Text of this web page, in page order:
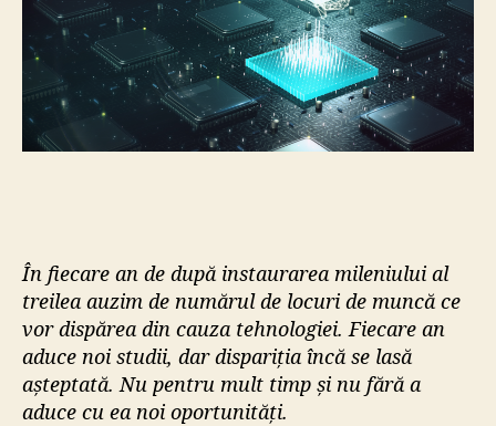
c
o
l
l
În fiecare an de după instaurarea mileniului al
treilea auzim de numărul de locuri de muncă ce
vor dispărea din cauza tehnologiei. Fiecare an
aduce noi studii, dar dispariția încă se lasă
așteptată. Nu pentru mult timp și nu fără a
aduce cu ea noi oportunități.